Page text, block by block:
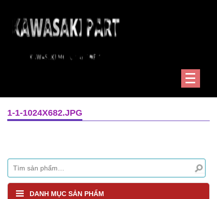
1-1-1024X682.JPG
DANH MỤC SẢN PHẨM